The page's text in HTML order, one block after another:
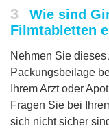
3
Wie sind
Filmtabletten
Nehmen Sie
Packungsbeilage
Ihrem Arzt oder
Fragen Sie bei
sich nicht sicher